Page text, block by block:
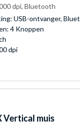
dpi, Bluetooth
USB-ontvanger,
4 Knoppen
dpi
Vertical muis